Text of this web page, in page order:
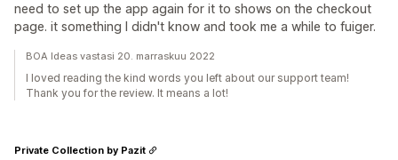
need to set up the app again for it to shows on the checkout
page. it something I didn't know and took me a while to fuiger.
BOA Ideas vastasi 20. marraskuu 2022
I loved reading the kind words you left about our support team!
Thank you for the review. It means a lot!
Private Collection by Pazit